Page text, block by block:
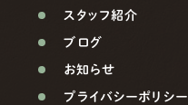
スタッフ紹介
ブログ
お知らせ
プライバシーポリシー